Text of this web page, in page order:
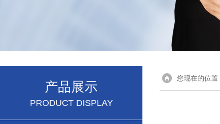
产品展示
PRODUCT DISPLAY
您现在的位置